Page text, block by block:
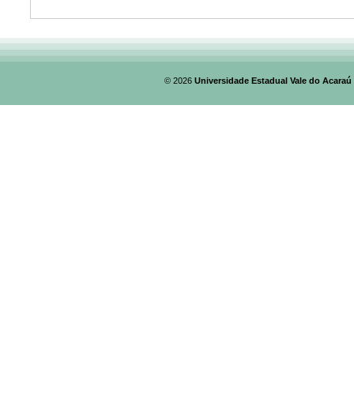
© 2026 Universidade Estadual Vale do Acaraú